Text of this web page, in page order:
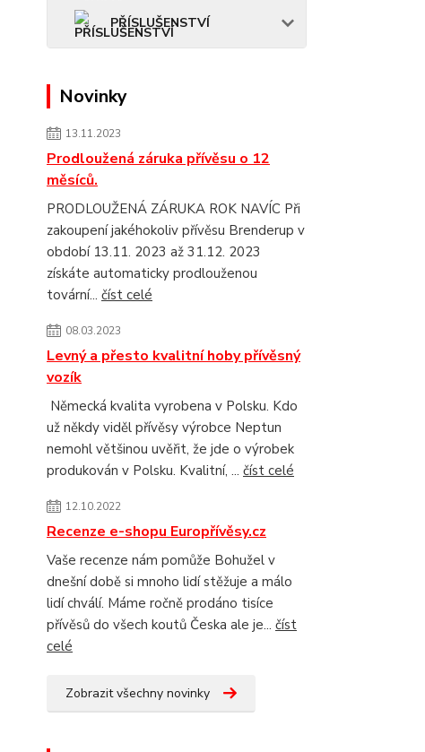
PŘÍSLUŠENSTVÍ
Novinky
13.11.2023
Prodloužená záruka přívěsu o 12
měsíců.
PRODLOUŽENÁ ZÁRUKA ROK NAVÍC Při
zakoupení jakéhokoliv přívěsu Brenderup v
období 13.11. 2023 až 31.12. 2023
získáte automaticky prodlouženou
tovární... číst celé
08.03.2023
Levný a přesto kvalitní hoby přívěsný
vozík
Německá kvalita vyrobena v Polsku. Kdo
už někdy viděl přívěsy výrobce Neptun
nemohl většinou uvěřit, že jde o výrobek
produkován v Polsku. Kvalitní, ... číst celé
12.10.2022
Recenze e-shopu Europřívěsy.cz
Vaše recenze nám pomůže Bohužel v
dnešní době si mnoho lidí stěžuje a málo
lidí chválí. Máme ročně prodáno tisíce
přívěsů do všech koutů Česka ale je... číst
celé
Zobrazit všechny novinky